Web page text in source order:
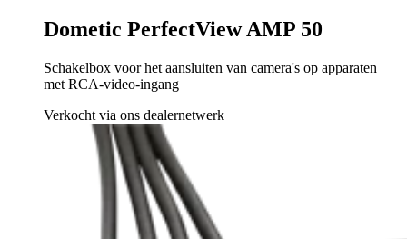
Dometic PerfectView AMP 50
Schakelbox voor het aansluiten van camera's op apparaten
met RCA-video-ingang
Verkocht via ons dealernetwerk